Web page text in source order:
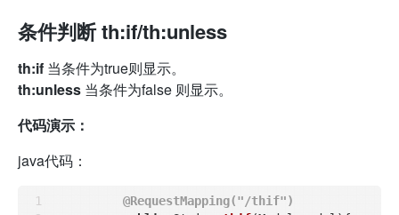
条件判断 th:if/th:unless
th:if 当条件为true则显示。
th:unless 当条件为false 则显示。
代码演示：
java代码：
@RequestMapping("/thif")